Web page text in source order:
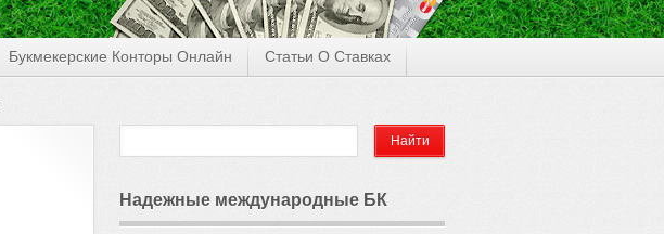
Букмекерские Конторы Онлайн Статьи О Ставках
Надежные международные БК